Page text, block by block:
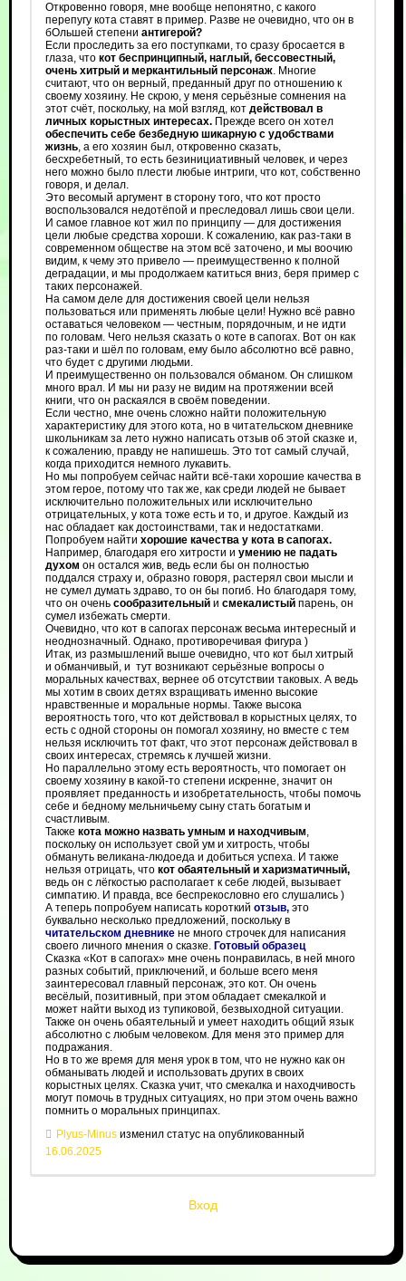
Откровенно говоря, мне вообще непонятно, с какого
перепугу кота ставят в пример. Разве не очевидно, что он в
бОльшей степени антигерой?
Если проследить за его поступками, то сразу бросается в
глаза, что кот беспринципный, наглый, бессовестный,
очень хитрый и меркантильный персонаж. Многие
считают, что он верный, преданный друг по отношению к
своему хозяину. Не скрою, у меня серьёзные сомнения на
этот счёт, поскольку, на мой взгляд, кот действовал в
личных корыстных интересах.Прежде всего он хотел
обеспечить себе безбедную шикарную с удобствами
жизнь, а его хозяин был, откровенно сказать,
бесхребетный, то есть безинициативный человек, и через
него можно было плести любые интриги, что кот, собственно
говоря, и делал.
Это весомый аргумент в сторону того, что кот просто
воспользовался недотёпой и преследовал лишь свои цели.
И самое главное кот жил по принципу — для достижения
цели любые средства хороши. К сожалению, как раз-таки в
современном обществе на этом всё заточено, и мы воочию
видим, к чему это привело — преимущественно к полной
деградации, и мы продолжаем катиться вниз, беря пример с
таких персонажей.
На самом деле для достижения своей цели нельзя
пользоваться или применять любые цели! Нужно всё равно
оставаться человеком — честным, порядочным, и не идти
по головам. Чего нельзя сказать о коте в сапогах. Вот он как
раз-таки и шёл по головам, ему было абсолютно всё равно,
что будет с другими людьми.
И преимущественно он пользовался обманом. Он слишком
много врал. И мы ни разу не видим на протяжении всей
книги, что он раскаялся в своём поведении.
Если честно, мне очень сложно найти положительную
характеристику для этого кота, но в читательском дневнике
школьникам за лето нужно написать отзыв об этой сказке и,
к сожалению, правду не напишешь. Это тот самый случай,
когда приходится немного лукавить.
Но мы попробуем сейчас найти всё-таки хорошие качества в
этом герое, потому что так же, как среди людей не бывает
исключительно положительных или исключительно
отрицательных, у кота тоже есть и то, и другое. Каждый из
нас обладает как достоинствами, так и недостатками.
Попробуем найти хорошие качества у кота в сапогах.
Например, благодаря его хитрости и умению не падать
духом он остался жив, ведь если бы он полностью
поддался страху и, образно говоря, растерял свои мысли и
не сумел думать здраво, то он бы погиб. Но благодаря тому,
что он очень сообразительныйи смекалистыйпарень, он
сумел избежать смерти.
Очевидно, что кот в сапогах персонаж весьма интересный и
неоднозначный. Однако, противоречивая фигура )
Итак, из размышлений выше очевидно, что кот был хитрый
и обманчивый, и тут возникают серьёзные вопросы о
моральных качествах, вернее об отсутствии таковых. А ведь
мы хотим в своих детях взращивать именно высокие
нравственные и моральные нормы. Также высока
вероятность того, что кот действовал в корыстных целях, то
есть с одной стороны он помогал хозяину, но вместе с тем
нельзя исключить тот факт, что этот персонаж действовал в
своих интересах, стремясь к лучшей жизни.
Но параллельно этому есть вероятность, что помогает он
своему хозяину в какой-то степени искренне, значит он
проявляет преданность и изобретательность, чтобы помочь
себе и бедному мельничьему сыну стать богатым и
счастливым.
Также кота можно назвать умным и находчивым,
поскольку он использует свой ум и хитрость, чтобы
обмануть великана-людоеда и добиться успеха. И также
нельзя отрицать, что кот обаятельный и харизматичный,
ведь он с лёгкостью располагает к себе людей, вызывает
симпатию. И правда, все беспрекословно его слушались )
А теперь попробуем написать короткий отзыв,это
буквально несколько предложений, поскольку в
читательском дневнике не много строчек для написания
своего личного мнения о сказке. Готовый образец
Сказка «Кот в сапогах» мне очень понравилась, в ней много
разных событий, приключений, и больше всего меня
заинтересовал главный персонаж, это кот. Он очень
весёлый, позитивный, при этом обладает смекалкой и
может найти выход из тупиковой, безвыходной ситуации.
Также он очень обаятельный и умеет находить общий язык
абсолютно с любым человеком. Для меня это пример для
подражания.
Но в то же время для меня урок в том, что не нужно как он
обманывать людей и использовать других в своих
корыстных целях. Сказка учит, что смекалка и находчивость
могут помочь в трудных ситуациях, но при этом очень важно
помнить о моральных принципах.
Plyus-Minusизменил статус на опубликованный
16.06.2025
Вход